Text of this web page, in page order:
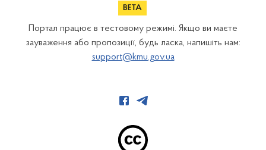
Портал працює в тестовому режимі. Якщо ви маєте
зауваження або пропозиції, будь ласка, напишіть нам:
support@kmu.gov.ua